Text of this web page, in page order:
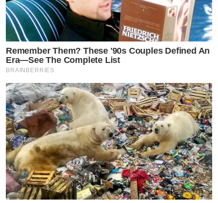
Remember Them? These '90s Couples Defined An
Era—See The Complete List
BRAINBERRIES